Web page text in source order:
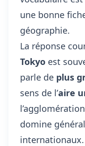
une bonne
géographie.
La réponse
Tokyo est
parle de plus
sens de l’aire
domine
internationaux.